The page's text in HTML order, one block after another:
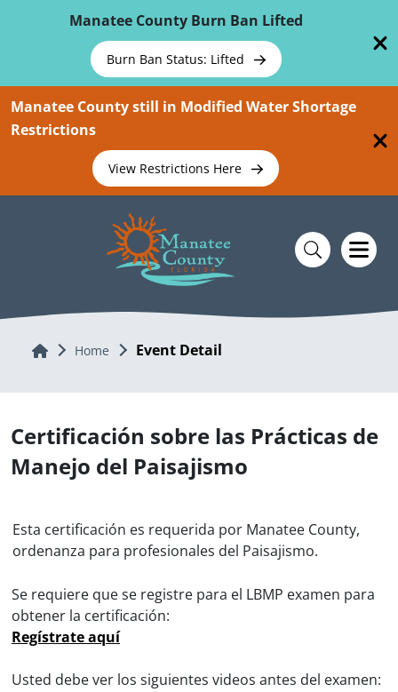
Manatee County Burn Ban Lifted
Burn Ban Status: Lifted
Manatee County still in Modified Water Shortage
Restrictions
View Restrictions Here
Home Home Event Detail
Certificación sobre las Prácticas de
Manejo del Paisajismo
Esta certificación es requerida por Manatee County,
ordenanza para profesionales del Paisajismo.
Se requiere que se registre para el LBMP examen para
obtener la certificación:
Regístrate aquí
Usted debe ver los siguientes videos antes del examen: